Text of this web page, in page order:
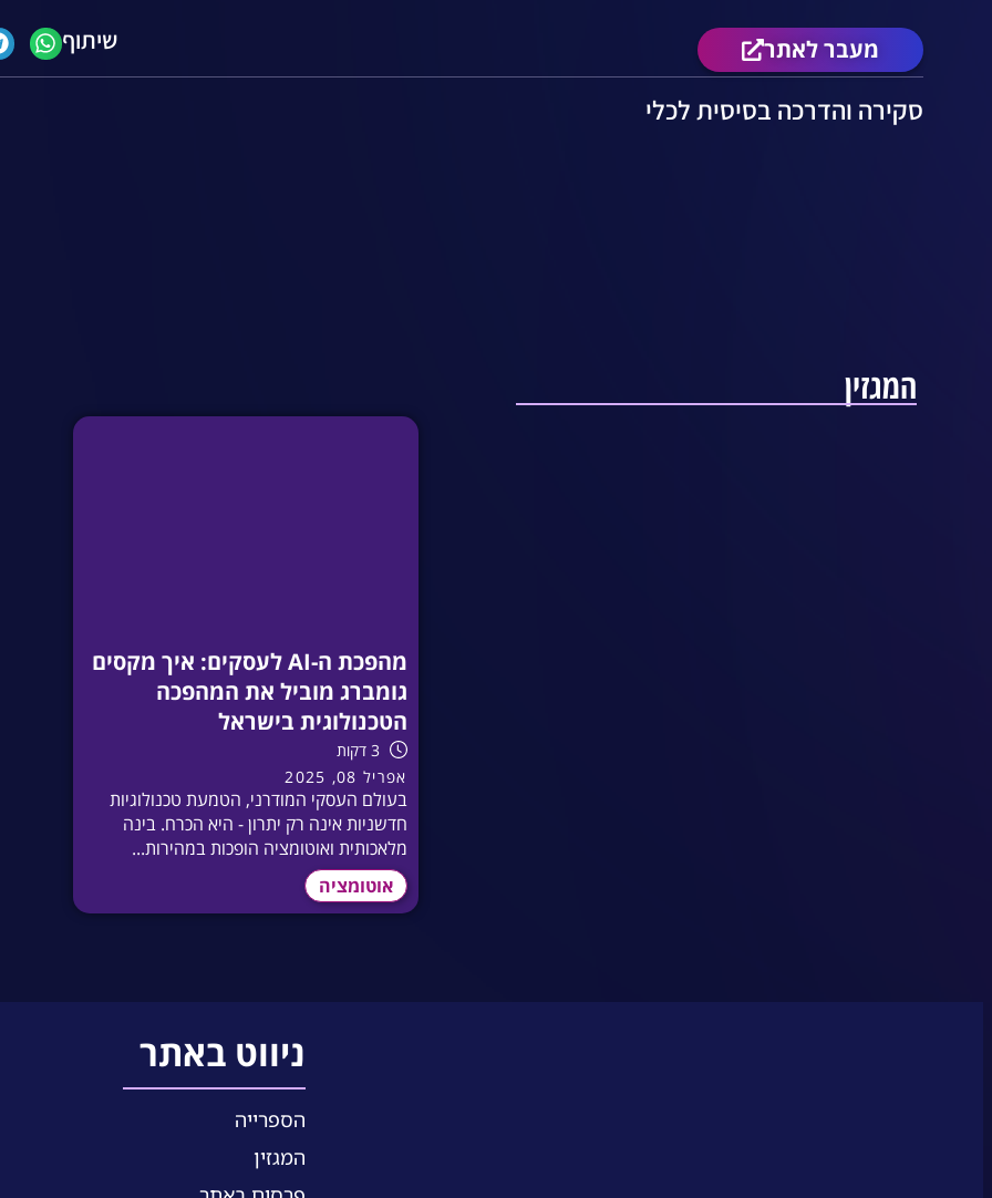
מעבר לאתר שיתוף
סקירה והדרכה בסיסית לכלי
המגזין
מהפכת ה-AI לעסקים: איך מקסים
גומברג מוביל את המהפכה
הטכנולוגית בישראל
3 דקות
אפריל 08, 2025
בעולם העסקי המודרני, הטמעת טכנולוגיות
חדשניות אינה רק יתרון - היא הכרח. בינה
מלאכותית ואוטומציה הופכות במהירות...
אוטומציה
ניווט באתר
הספרייה
המגזין